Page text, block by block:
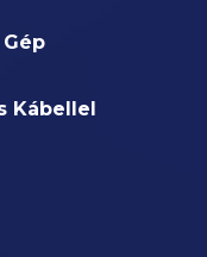
Kábellel